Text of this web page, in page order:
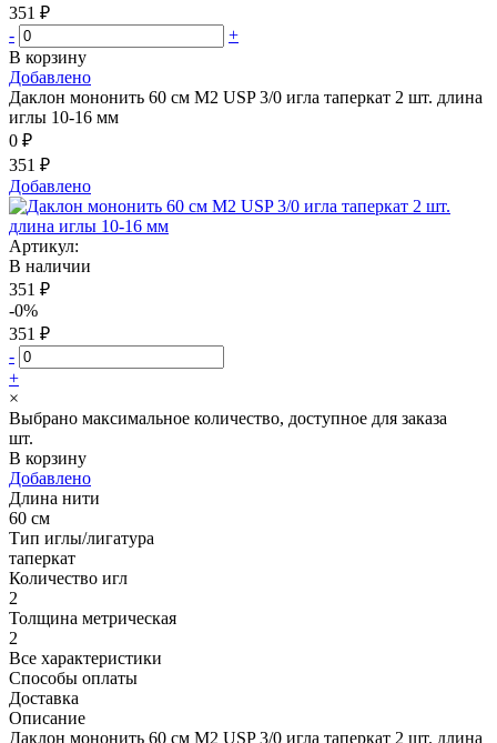
351 ₽
-
+
В корзину
Добавлено
Даклон мононить 60 см М2 USP 3/0 игла таперкат 2 шт. длина
иглы 10-16 мм
0 ₽
351 ₽
Добавлено
Артикул:
В наличии
351 ₽
-0%
351 ₽
-
+
×
Выбрано максимальное количество, доступное для заказа
шт.
В корзину
Добавлено
Длина нити
60 см
Тип иглы/лигатура
таперкат
Количество игл
2
Толщина метрическая
2
Все характеристики
Способы оплаты
Доставка
Описание
Даклон мононить 60 см М2 USP 3/0 игла таперкат 2 шт. длина